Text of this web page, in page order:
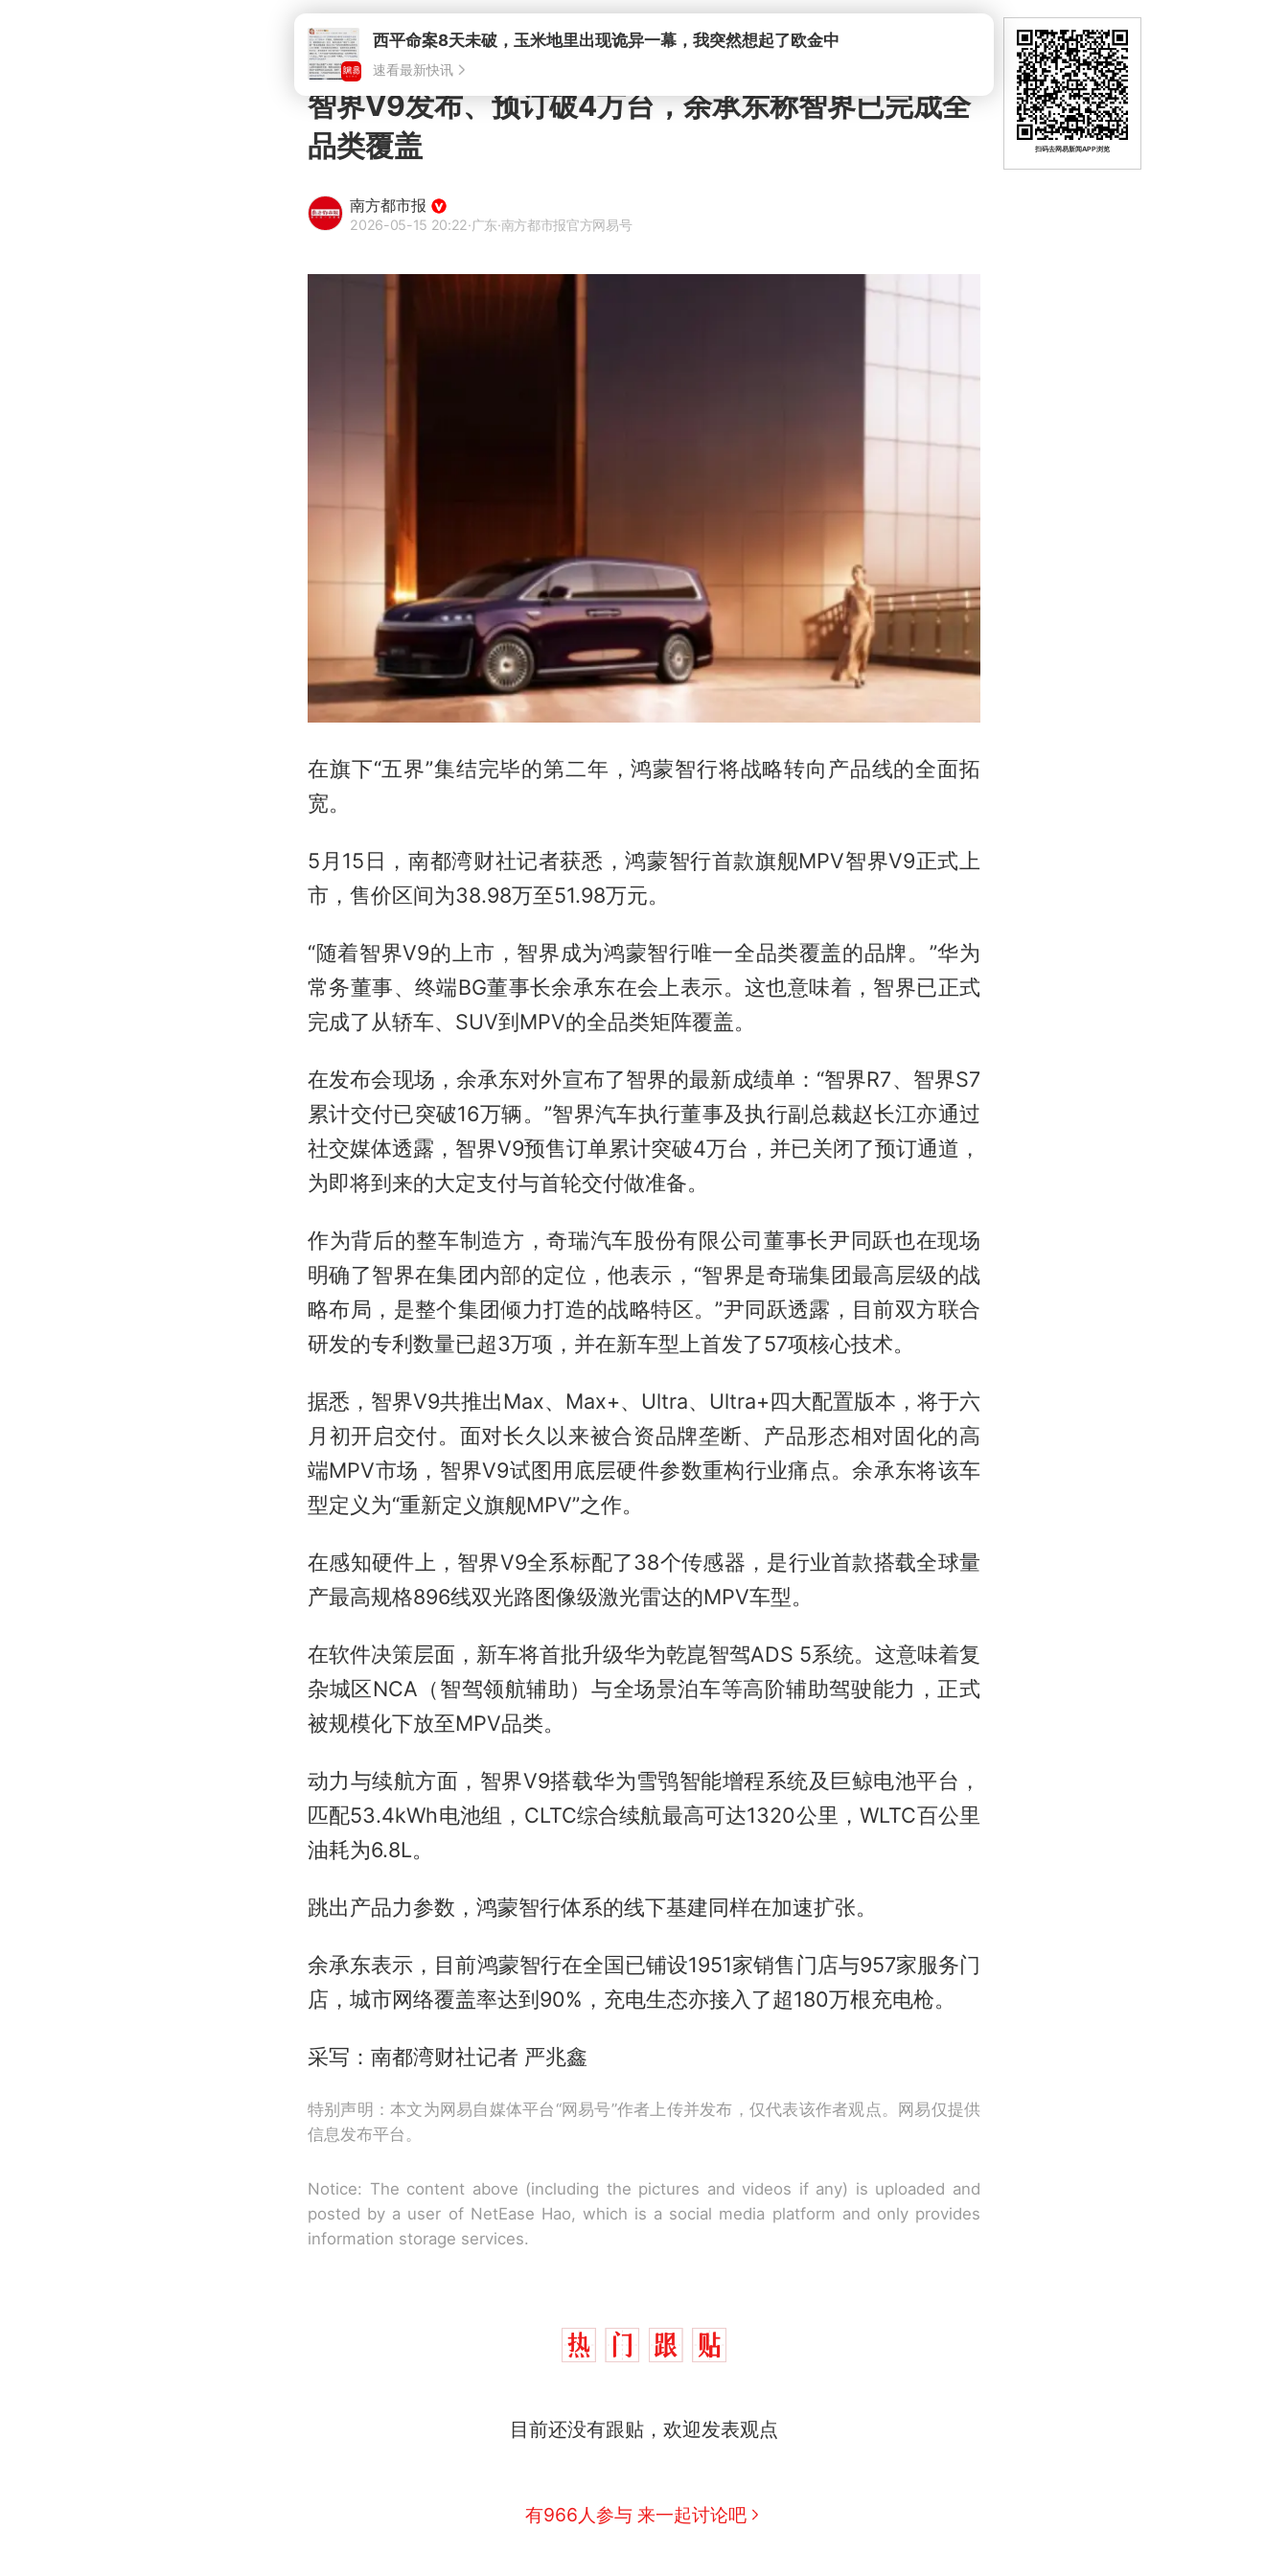
智界V9发布、预订破4万台，余承东称智界已完成全
品类覆盖
南方都市报
2026-05-15 20:22·广东·南方都市报官方网易号
在旗下“五界”集结完毕的第二年，鸿蒙智行将战略转向产品线的全面拓
宽。
5月15日，南都湾财社记者获悉，鸿蒙智行首款旗舰MPV智界V9正式上
市，售价区间为38.98万至51.98万元。
“随着智界V9的上市，智界成为鸿蒙智行唯一全品类覆盖的品牌。”华为
常务董事、终端BG董事长余承东在会上表示。这也意味着，智界已正式
完成了从轿车、SUV到MPV的全品类矩阵覆盖。
在发布会现场，余承东对外宣布了智界的最新成绩单：“智界R7、智界S7
累计交付已突破16万辆。”智界汽车执行董事及执行副总裁赵长江亦通过
社交媒体透露，智界V9预售订单累计突破4万台，并已关闭了预订通道，
为即将到来的大定支付与首轮交付做准备。
作为背后的整车制造方，奇瑞汽车股份有限公司董事长尹同跃也在现场
明确了智界在集团内部的定位，他表示，“智界是奇瑞集团最高层级的战
略布局，是整个集团倾力打造的战略特区。”尹同跃透露，目前双方联合
研发的专利数量已超3万项，并在新车型上首发了57项核心技术。
据悉，智界V9共推出Max、Max+、Ultra、Ultra+四大配置版本，将于六
月初开启交付。面对长久以来被合资品牌垄断、产品形态相对固化的高
端MPV市场，智界V9试图用底层硬件参数重构行业痛点。余承东将该车
型定义为“重新定义旗舰MPV”之作。
在感知硬件上，智界V9全系标配了38个传感器，是行业首款搭载全球量
产最高规格896线双光路图像级激光雷达的MPV车型。
在软件决策层面，新车将首批升级华为乾崑智驾ADS 5系统。这意味着复
杂城区NCA（智驾领航辅助）与全场景泊车等高阶辅助驾驶能力，正式
被规模化下放至MPV品类。
动力与续航方面，智界V9搭载华为雪鸮智能增程系统及巨鲸电池平台，
匹配53.4kWh电池组，CLTC综合续航最高可达1320公里，WLTC百公里
油耗为6.8L。
跳出产品力参数，鸿蒙智行体系的线下基建同样在加速扩张。
余承东表示，目前鸿蒙智行在全国已铺设1951家销售门店与957家服务门
店，城市网络覆盖率达到90%，充电生态亦接入了超180万根充电枪。
采写：南都湾财社记者 严兆鑫
特别声明：本文为网易自媒体平台“网易号”作者上传并发布，仅代表该作者观点。网易仅提供
信息发布平台。
Notice: The content above (including the pictures and videos if any) is uploaded and
posted by a user of NetEase Hao, which is a social media platform and only provides
information storage services.
目前还没有跟贴，欢迎发表观点
有966人参与 来一起讨论吧
扫码去网易新闻APP浏览